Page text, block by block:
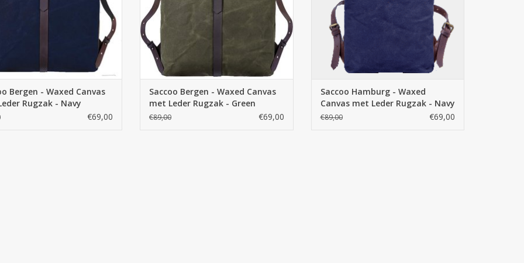
Fabrieksgarantie : 2 jaar
Wij zijn officieel dealer van Saccoo, voor de volledige garantie kunt u bij ons terecht.
Bergen - Waxed Canvas
Rugzak - Navy
€69,00
Saccoo Bergen - Waxed Canvas
met Leder Rugzak - Green
€89,00 €69,00
Saccoo Hamburg - Waxed
Canvas met Leder Rugzak - Navy
€89,00 €69,00